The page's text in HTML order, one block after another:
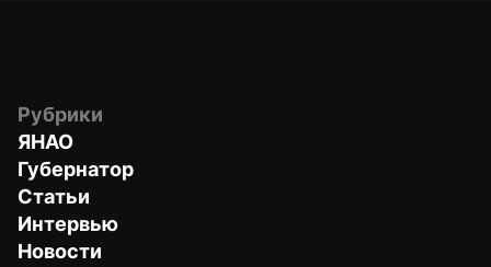
Рубрики
ЯНАО
Губернатор
Статьи
Интервью
Новости